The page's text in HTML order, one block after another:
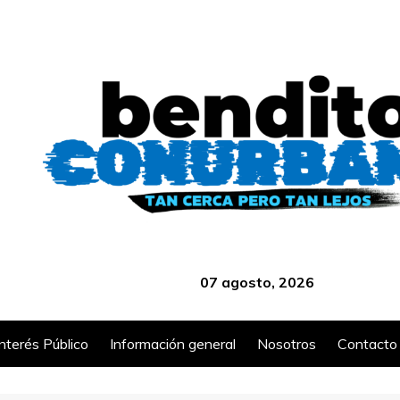
07 agosto, 2026
Público Información general Nosotros Contacto